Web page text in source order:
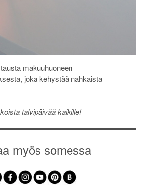
makuuhuoneen
joka kehystää nahkaista
talvipäivää kaikille!
myös somessa